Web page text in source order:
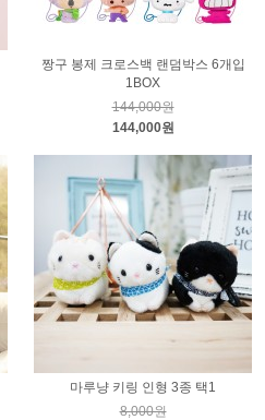
짱구 봉제 크로스백 랜덤박스 6개입
1BOX
144,000원
144,000원
마루냥 키링 인형 3종 택1
8,000원